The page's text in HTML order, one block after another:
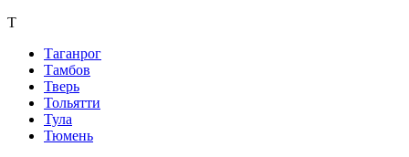
Т
Таганрог
Тамбов
Тверь
Тольятти
Тула
Тюмень